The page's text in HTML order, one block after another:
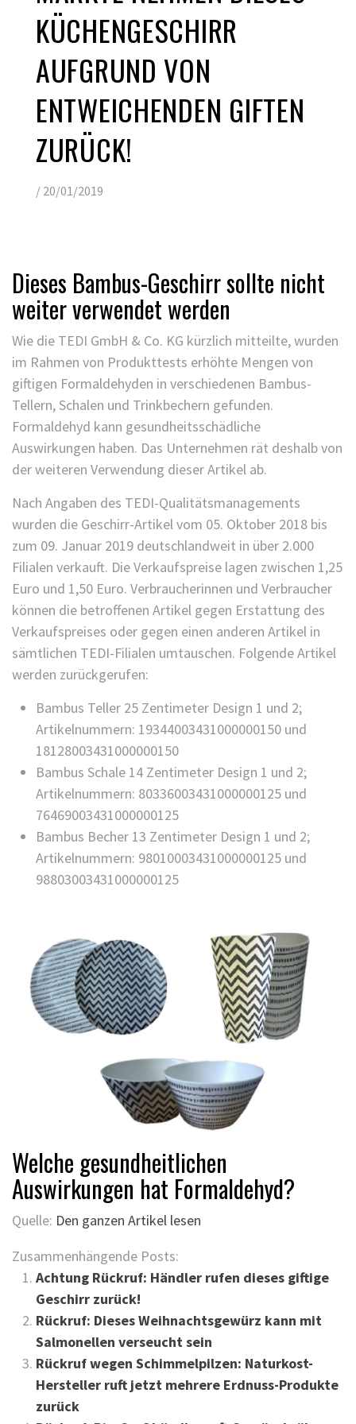
KÜCHENGESCHIRR
AUFGRUND VON
ENTWEICHENDEN GIFTEN
ZURÜCK!
/ 20/01/2019
Dieses Bambus-Geschirr sollte nicht
weiter verwendet werden
Wie die TEDI GmbH & Co. KG kürzlich mitteilte, wurden
im Rahmen von Produkttests erhöhte Mengen von
giftigen Formaldehyden in verschiedenen Bambus-
Tellern, Schalen und Trinkbechern gefunden.
Formaldehyd kann gesundheitsschädliche
Auswirkungen haben. Das Unternehmen rät deshalb von
der weiteren Verwendung dieser Artikel ab.
Nach Angaben des TEDI-Qualitätsmanagements
wurden die Geschirr-Artikel vom 05. Oktober 2018 bis
zum 09. Januar 2019 deutschlandweit in über 2.000
Filialen verkauft. Die Verkaufspreise lagen zwischen 1,25
Euro und 1,50 Euro. Verbraucherinnen und Verbraucher
können die betroffenen Artikel gegen Erstattung des
Verkaufspreises oder gegen einen anderen Artikel in
sämtlichen TEDI-Filialen umtauschen. Folgende Artikel
werden zurückgerufen:
Bambus Teller 25 Zentimeter Design 1 und 2;
Artikelnummern: 19344003431000000150 und
18128003431000000150
Bambus Schale 14 Zentimeter Design 1 und 2;
Artikelnummern: 80336003431000000125 und
76469003431000000125
Bambus Becher 13 Zentimeter Design 1 und 2;
Artikelnummern: 98010003431000000125 und
98803003431000000125
Welche gesundheitlichen
Auswirkungen hat Formaldehyd?
Quelle: Den ganzen Artikel lesen
Zusammenhängende Posts:
Achtung Rückruf: Händler rufen dieses giftige
Geschirr zurück!
Rückruf: Dieses Weihnachtsgewürz kann mit
Salmonellen verseucht sein
Rückruf wegen Schimmelpilzen: Naturkost-
Hersteller ruft jetzt mehrere Erdnuss-Produkte
zurück